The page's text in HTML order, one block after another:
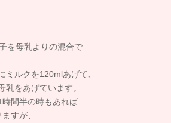
を母乳よりの混合で
ミルクを120mlあげて、
乳をあげています。
間半の時もあれば
すが、